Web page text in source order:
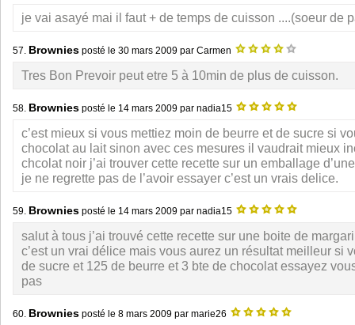
je vai asayé mai il faut + de temps de cuisson ....(soeur de
57. Brownies posté le 30 mars 2009 par Carmen
Tres Bon Prevoir peut etre 5 à 10min de plus de cuisson.
58. Brownies posté le 14 mars 2009 par nadia15
c’est mieux si vous mettiez moin de beurre et de sucre si
chocolat au lait sinon avec ces mesures il vaudrait mieux
chcolat noir j’ai trouver cette recette sur un emballage
je ne regrette pas de l’avoir essayer c’est un vrais delice.
59. Brownies posté le 14 mars 2009 par nadia15
salut à tous j’ai trouvé cette recette sur une boite de
c’est un vrai délice mais vous aurez un résultat meilleur si
de sucre et 125 de beurre et 3 bte de chocolat essayez
pas
60. Brownies posté le 8 mars 2009 par marie26